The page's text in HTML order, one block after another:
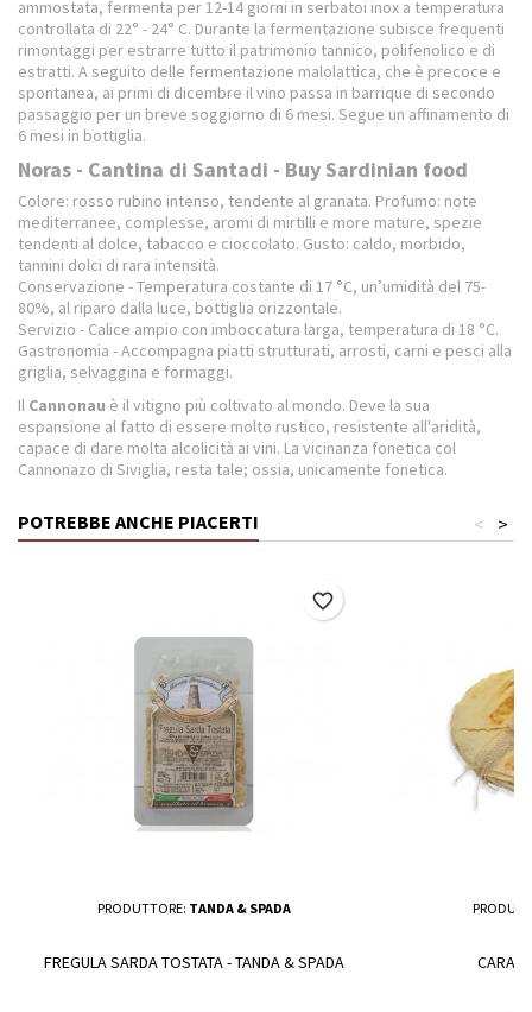
ammostata, fermenta per 12-14 giorni in serbatoi inox a temperatura
controllata di 22° - 24° C. Durante la fermentazione subisce frequenti
rimontaggi per estrarre tutto il patrimonio tannico, polifenolico e di
estratti. A seguito delle fermentazione malolattica, che è precoce e
spontanea, ai primi di dicembre il vino passa in barrique di secondo
passaggio per un breve soggiorno di 6 mesi. Segue un affinamento di
6 mesi in bottiglia.
Noras - Cantina di Santadi - Buy Sardinian food
Colore: rosso rubino intenso, tendente al granata. Profumo: note
mediterranee, complesse, aromi di mirtilli e more mature, spezie
tendenti al dolce, tabacco e cioccolato. Gusto: caldo, morbido,
tannini dolci di rara intensità.
Conservazione - Temperatura costante di 17 °C, un’umidità del 75-
80%, al riparo dalla luce, bottiglia orizzontale.
Servizio - Calice ampio con imboccatura larga, temperatura di 18 °C.
Gastronomia - Accompagna piatti strutturati, arrosti, carni e pesci alla
griglia, selvaggina e formaggi.
Il Cannonau è il vitigno più coltivato al mondo. Deve la sua
espansione al fatto di essere molto rustico, resistente all'aridità,
capace di dare molta alcolicità ai vini. La vicinanza fonetica col
Cannonazo di Siviglia, resta tale; ossia, unicamente fonetica.
POTREBBE ANCHE PIACERTI >
<
PRODUTTORE: TANDA & SPADA
FREGULA SARDA TOSTATA - TANDA & SPADA
favorite_border